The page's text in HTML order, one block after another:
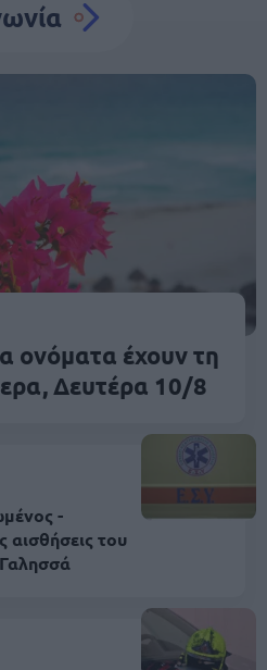
ονόματα έχουν τη
Δευτέρα 10/8
-
αισθήσεις του